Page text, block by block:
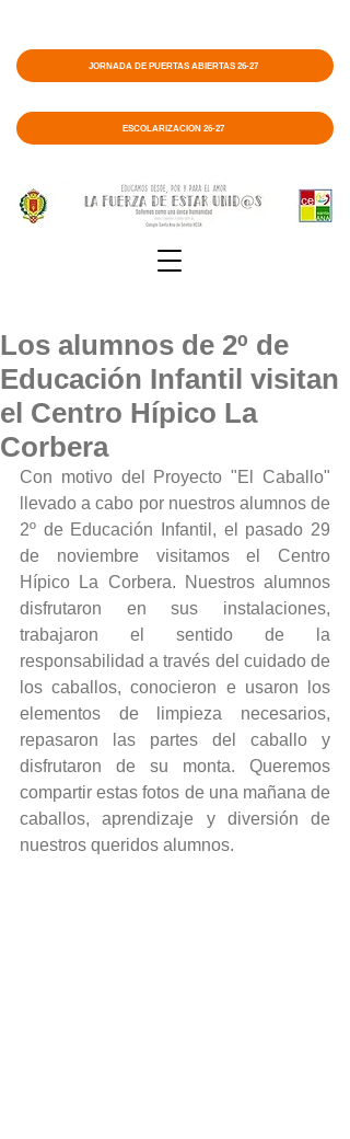
ESCOLARIZACIÓN 26-27
JORNADA DE PUERTAS ABIERTAS 26-27
Los alumnos de 2º de
Educación Infantil visitan
el Centro Hípico La
Corbera
Con motivo del Proyecto "El Caballo"
llevado a cabo por nuestros alumnos de
2º de Educación Infantil, el pasado 29
de noviembre visitamos el Centro
Hípico La Corbera. Nuestros alumnos
disfrutaron en sus instalaciones,
trabajaron el sentido de la
responsabilidad a través del cuidado de
los caballos, conocieron e usaron los
elementos de limpieza necesarios,
repasaron las partes del caballo y
disfrutaron de su monta. Queremos
compartir estas fotos de una mañana de
caballos, aprendizaje y diversión de
nuestros queridos alumnos.